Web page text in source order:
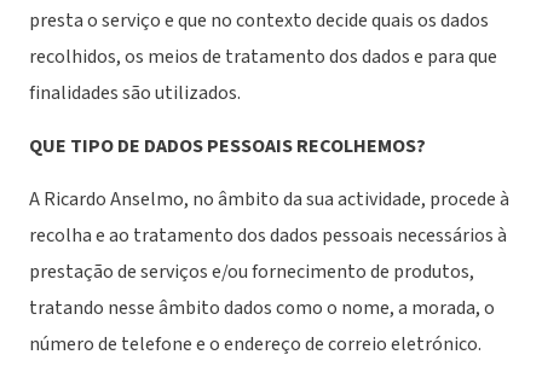
presta o serviço e que no contexto decide quais os dados
recolhidos, os meios de tratamento dos dados e para que
finalidades são utilizados.
QUE TIPO DE DADOS PESSOAIS RECOLHEMOS?
A Ricardo Anselmo, no âmbito da sua actividade, procede à
recolha e ao tratamento dos dados pessoais necessários à
prestação de serviços e/ou fornecimento de produtos,
tratando nesse âmbito dados como o nome, a morada, o
número de telefone e o endereço de correio eletrónico.